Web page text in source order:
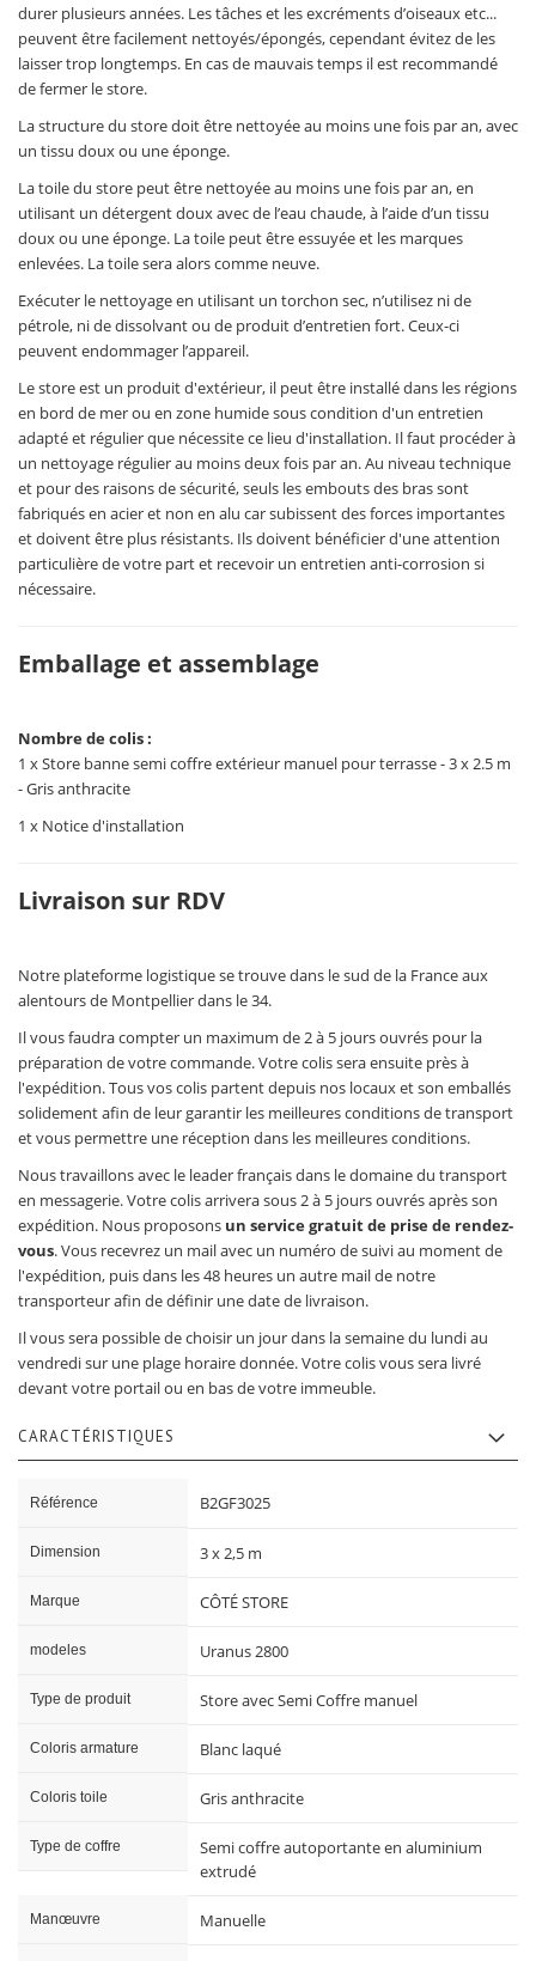
durer plusieurs années. Les tâches et les excréments d’oiseaux etc...
peuvent être facilement nettoyés/épongés, cependant évitez de les
laisser trop longtemps. En cas de mauvais temps il est recommandé
de fermer le store.
La structure du store doit être nettoyée au moins une fois par an, avec
un tissu doux ou une éponge.
La toile du store peut être nettoyée au moins une fois par an, en
utilisant un détergent doux avec de l’eau chaude, à l’aide d’un tissu
doux ou une éponge. La toile peut être essuyée et les marques
enlevées. La toile sera alors comme neuve.
Exécuter le nettoyage en utilisant un torchon sec, n’utilisez ni de
pétrole, ni de dissolvant ou de produit d’entretien fort. Ceux-ci
peuvent endommager l’appareil.
Le store est un produit d'extérieur, il peut être installé dans les régions
en bord de mer ou en zone humide sous condition d'un entretien
adapté et régulier que nécessite ce lieu d'installation. Il faut procéder à
un nettoyage régulier au moins deux fois par an. Au niveau technique
et pour des raisons de sécurité, seuls les embouts des bras sont
fabriqués en acier et non en alu car subissent des forces importantes
et doivent être plus résistants. Ils doivent bénéficier d'une attention
particulière de votre part et recevoir un entretien anti-corrosion si
nécessaire.
Emballage et assemblage
Nombre de colis :
1 x Store banne semi coffre extérieur manuel pour terrasse - 3 x 2.5 m
- Gris anthracite
1 x Notice d'installation
Livraison sur RDV
Notre plateforme logistique se trouve dans le sud de la France aux
alentours de Montpellier dans le 34.
Il vous faudra compter un maximum de 2 à 5 jours ouvrés pour la
préparation de votre commande. Votre colis sera ensuite près à
l'expédition. Tous vos colis partent depuis nos locaux et son emballés
solidement afin de leur garantir les meilleures conditions de transport
et vous permettre une réception dans les meilleures conditions.
Nous travaillons avec le leader français dans le domaine du transport
en messagerie. Votre colis arrivera sous 2 à 5 jours ouvrés après son
expédition. Nous proposons un service gratuit de prise de rendez-
vous. Vous recevrez un mail avec un numéro de suivi au moment de
l'expédition, puis dans les 48 heures un autre mail de notre
transporteur afin de définir une date de livraison.
Il vous sera possible de choisir un jour dans la semaine du lundi au
vendredi sur une plage horaire donnée. Votre colis vous sera livré
devant votre portail ou en bas de votre immeuble.
CARACTÉRISTIQUES
Référence B2GF3025
Dimension 3 x 2,5 m
Marque CÔTÉ STORE
modeles Uranus 2800
Type de produit Store avec Semi Coffre manuel
Coloris armature Blanc laqué
Coloris toile Gris anthracite
Type de coffre
Semi coffre autoportante en aluminium
extrudé
Manœuvre Manuelle